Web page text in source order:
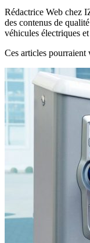
Rédactrice Web chez
des contenus de
véhicules électriques
Ces articles pourraient